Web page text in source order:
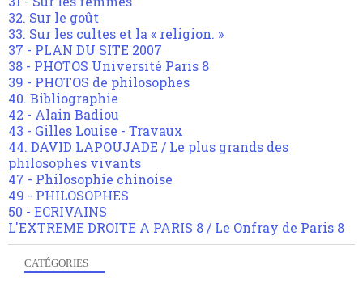
32. Sur le goût
33. Sur les cultes et la « religion. »
37 - PLAN DU SITE 2007
38 - PHOTOS Université Paris 8
39 - PHOTOS de philosophes
40. Bibliographie
42 - Alain Badiou
43 - Gilles Louise - Travaux
44. DAVID LAPOUJADE / Le plus grands des
philosophes vivants
47 - Philosophie chinoise
49 - PHILOSOPHES
50 - ECRIVAINS
L'EXTREME DROITE A PARIS 8 / Le Onfray de Paris 8
CATÉGORIES